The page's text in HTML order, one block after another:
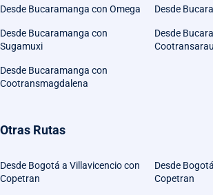
Desde Bucaramanga con Omega Desde
Desde Bucaramanga con
Sugamuxi
Desde
Desde Bucaramanga con
Cootransmagdalena
Otras Rutas
Desde Bogotá a Villavicencio con
Copetran
Desde
Copetran